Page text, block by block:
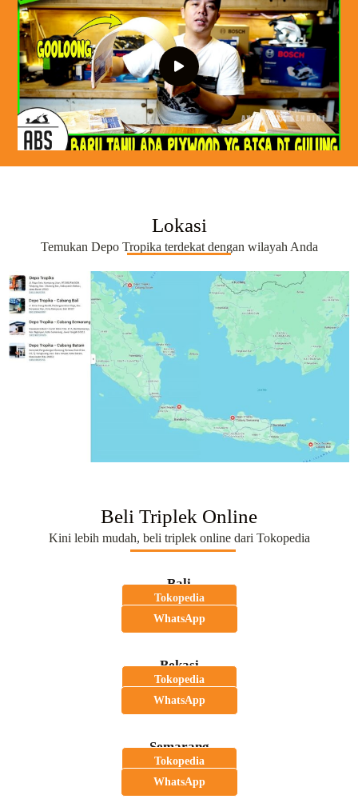
Lokasi
Temukan Depo Tropika terdekat dengan wilayah Anda
Beli Triplek Online
Kini lebih mudah, beli triplek online dari Tokopedia
Bali
Tokopedia
WhatsApp
Bekasi
Tokopedia
WhatsApp
Semarang
Tokopedia
WhatsApp